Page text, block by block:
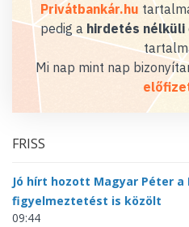
Privátbankár.hu
pedig a hirdetés nélküli
Mi nap mint nap
FRISS
Jó hírt hozott Magyar Péter a
figyelmeztetést is közölt
09:44